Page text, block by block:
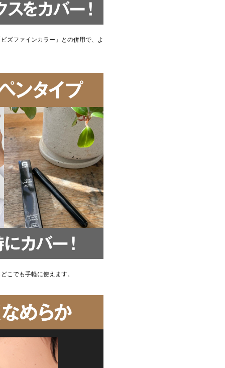
ズファインカラー」との併用で、よ
こでも手軽に使えます。